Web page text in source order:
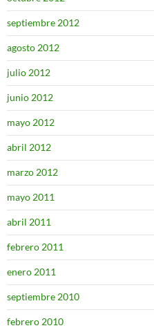
septiembre 2012
agosto 2012
julio 2012
junio 2012
mayo 2012
abril 2012
marzo 2012
mayo 2011
abril 2011
febrero 2011
enero 2011
septiembre 2010
febrero 2010